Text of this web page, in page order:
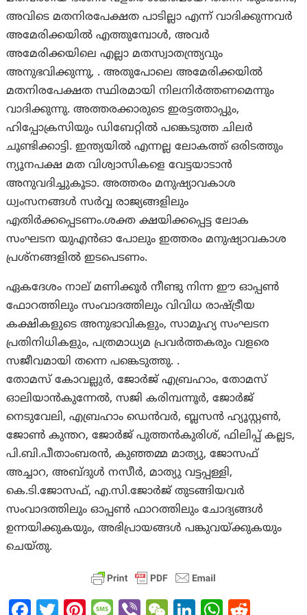
അവിടെ മതനിരപേക്ഷത പാടില്ലാ എന്ന് വാദിക്കുന്നവർ
അമേരിക്കയിൽ എത്തുമ്പോൾ, അവർ
അമേരിക്കയിലെ എല്ലാ മതസ്വാതന്ത്ര്യവും
അനുഭവിക്കുന്നു, . അതുപോലെ അമേരിക്കയിൽ
മതനിരപേക്ഷത സ്ഥിരമായി നിലനിർത്തണമെന്നും
വാദിക്കുന്നു. അത്തരക്കാരുടെ ഇരട്ടത്താപ്പും,
ഹിപ്പോക്രസിയും ഡിബേറ്റിൽ പങ്കെടുത്ത ചിലർ
ചൂണ്ടിക്കാട്ടി. ഇന്ത്യയിൽ എന്നല്ല ലോകത്ത് ഒരിടത്തും
ന്യൂനപക്ഷ മത വിശ്വാസികളെ വേട്ടയാടാൻ
അനുവദിച്ചുകൂടാ. അത്തരം മനുഷ്യാവകാശ
ധ്വംസനങ്ങൾ സർവ്വ രാജ്യങ്ങളിലും
എതിർക്കപ്പെടണം.ശക്ത ക്ഷയിക്കപ്പെട്ട ലോക
സംഘടന യുഎൻഓ പോലും ഇത്തരം മനുഷ്യാവകാശ
പ്രശ്നങ്ങളിൽ ഇടപെടണം.
ഏകദേശം നാല് മണിക്കൂർ നീണ്ടു നിന്ന ഈ ഓപ്പൺ
ഫോറത്തിലും സംവാദത്തിലും വിവിധ രാഷ്ട്രീയ
കക്ഷികളുടെ അനുഭാവികളും, സാമൂഹ്യ സംഘടന
പ്രതിനിധികളും, പത്രമാധ്യമ പ്രവർത്തകരും വളരെ
സജീവമായി തന്നെ പങ്കെടുത്തു. .
തോമസ് കോവല്ലുർ, ജോർജ് എബ്രഹാം, തോമസ്
ഓലിയാൻകുന്നേൽ, സജി കരിമ്പന്നൂർ, ജോർജ്
നെടുവേലി, എബ്രഹാം ഡെൻവർ, ബ്ലസൻ ഹ്യൂസ്റ്റൺ,
ജോൺ കുന്തറ, ജോർജ് പുത്തൻകുരിശ്, ഫിലിപ്പ് കല്ലട,
പി.ബി.പീതാംബരൻ, കുഞ്ഞമ്മ മാത്യു, ജോസഫ്
അച്ചാറ, അബ്ദുൾ നസീർ, മാത്യു വട്ടപ്പള്ളി,
കെ.ടി.ജോസഫ്, എ.സി.ജോർജ് തുടങ്ങിയവർ
സംവാദത്തിലും ഓപ്പൺ ഫാറത്തിലും ചോദ്യങ്ങൾ
ഉന്നയിക്കുകയും, അഭിപ്രായങ്ങൾ പങ്കുവയ്ക്കുകയും
ചെയ്തു.